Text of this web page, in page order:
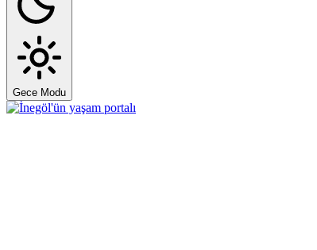
Gece Modu